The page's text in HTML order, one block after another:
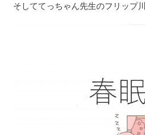
そしててっちゃん先生のフリップ